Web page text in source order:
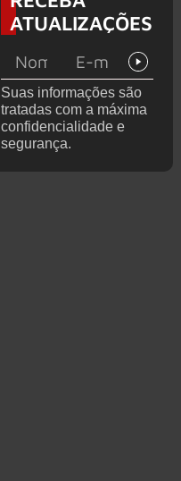
com
Cidade do
montagem
acelerada
e line-up
completo
confirmad
ATUALIZAÇÕES
Suas informações são
tratadas com a máxima
confidencialidade e
segurança.